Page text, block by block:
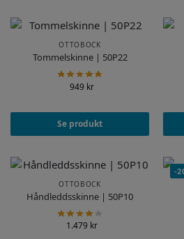
OTTOBOCK
Tommelskinne | 50P22
949 kr
Se produkt
OTTOBOCK
Håndleddsskinne | 50P10
1.479 kr
-